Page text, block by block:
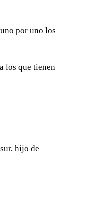
por uno los
los que tienen
hijo de